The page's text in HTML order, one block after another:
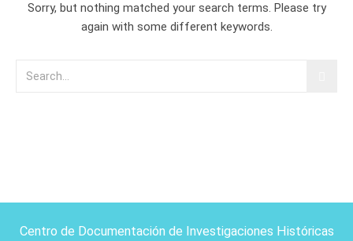
Sorry, but nothing matched your search terms. Please try
again with some different keywords.
Centro de Documentación de Investigaciones Históricas